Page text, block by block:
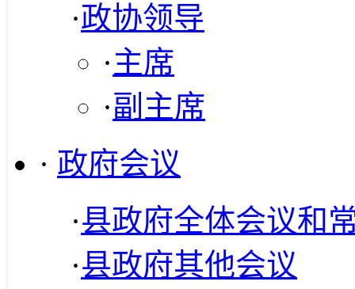
·政协领导
·主席
·副主席
· 政府会议
·县政府全体会议和
·县政府其他会议